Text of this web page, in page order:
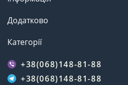
Додатково
Категорії
+38(068)148-81-88
+38(068)148-81-88